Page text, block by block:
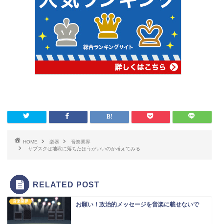
HOME 楽器
音楽業界
サブスクは地獄に落ちたほうがいいのか考えてみる
RELATED POST
音楽業界 お願い！政治的メッセージを音楽に載せないで